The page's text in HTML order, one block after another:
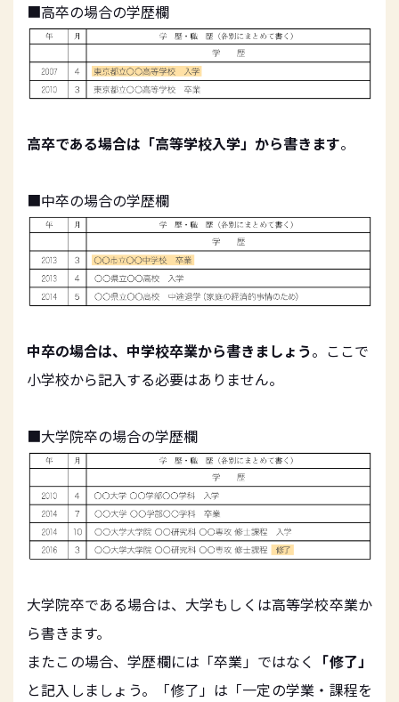
■高卒の場合の学歴欄
高卒である場合は「高等学校入学」から書きます。
■中卒の場合の学歴欄
中卒の場合は、中学校卒業から書きましょう。ここで
小学校から記入する必要はありません。
■大学院卒の場合の学歴欄
大学院卒である場合は、大学もしくは高等学校卒業か
ら書きます。
またこの場合、学歴欄には「卒業」ではなく 「修了」
と記入しましょう。「修了」は「一定の学業・課程を